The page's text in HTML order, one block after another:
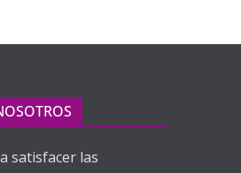
satisfacer las